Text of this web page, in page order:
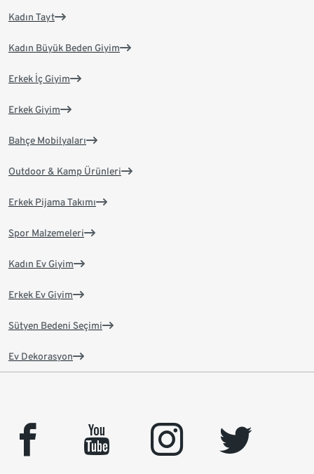
Kadın Tayt
Kadın Büyük Beden Giyim
Erkek İç Giyim
Erkek Giyim
Bahçe Mobilyaları
Outdoor & Kamp Ürünleri
Erkek Pijama Takımı
Spor Malzemeleri
Kadın Ev Giyim
Erkek Ev Giyim
Sütyen Bedeni Seçimi
Ev Dekorasyon
facebook youtube instagram
twitter